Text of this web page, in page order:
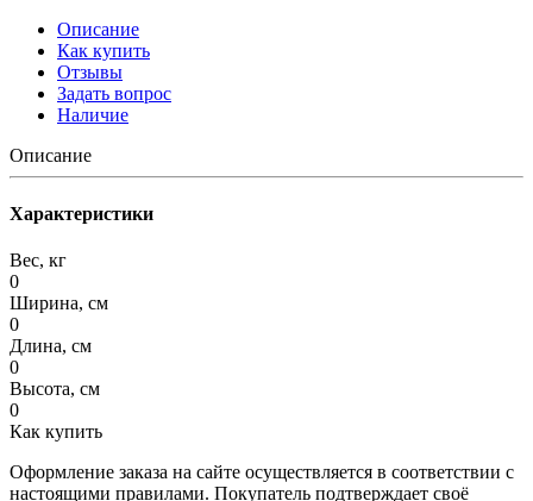
Описание
Как купить
Отзывы
Задать вопрос
Наличие
Описание
Характеристики
Вес, кг
0
Ширина, см
0
Длина, см
0
Высота, см
0
Как купить
Оформление заказа на сайте осуществляется в соответствии с
настоящими правилами. Покупатель подтверждает своё